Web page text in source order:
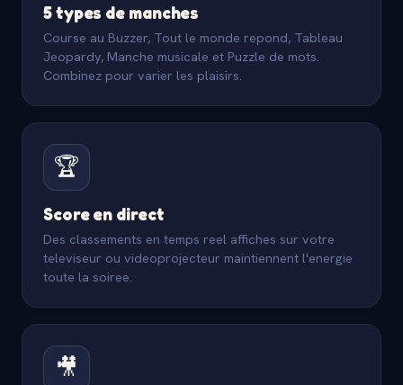
5 types de manches
Course au Buzzer, Tout le monde repond, Tableau
Jeopardy, Manche musicale et Puzzle de mots.
Combinez pour varier les plaisirs.
🏆
Score en direct
Des classements en temps reel affiches sur votre
televiseur ou videoprojecteur maintiennent l'energie
toute la soiree.
🎥